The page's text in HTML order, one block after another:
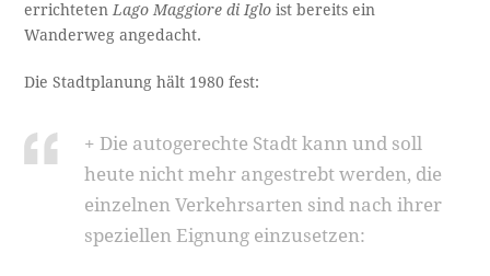
errichtetenLago Maggiore di Iglo ist bereits ein
Wanderweg angedacht.
Die Stadtplanung hält 1980 fest:
+ Die autogerechte Stadt kann und soll
heute nicht mehr angestrebt werden, die
einzelnen Verkehrsarten sind nach ihrer
speziellen Eignung einzusetzen: